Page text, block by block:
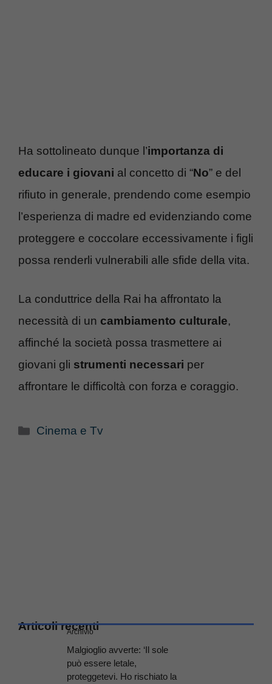
Ha sottolineato dunque l’importanza di
educare i giovani al concetto di “No” e del
rifiuto in generale, prendendo come esempio
l’esperienza di madre ed evidenziando come
proteggere e coccolare eccessivamente i figli
possa renderli vulnerabili alle sfide della vita.
La conduttrice della Rai ha affrontato la
necessità di un cambiamento culturale,
affinché la società possa trasmettere ai
giovani gli strumenti necessari per
affrontare le difficoltà con forza e coraggio.
Categorie
Cinema e Tv
Articoli recenti
Archivio
Malgioglio avverte: ‘Il sole
può essere letale,
proteggetevi. Ho rischiato la